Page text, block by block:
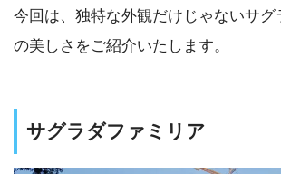
今回は、独特な外観だけじゃないサグ
の美しさをご紹介いたします。
サグラダファミリア